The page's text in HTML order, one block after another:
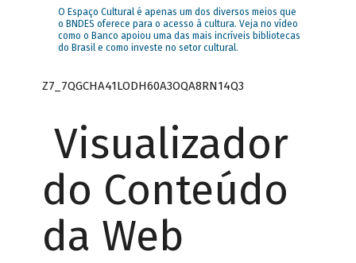
O Espaço Cultural é apenas um dos diversos meios que
o BNDES oferece para o acesso à cultura. Veja no vídeo
como o Banco apoiou uma das mais incríveis bibliotecas
do Brasil e como investe no setor cultural.
Z7_7QGCHA41LODH60A3OQA8RN14Q3
Visualizador
do Conteúdo
da Web